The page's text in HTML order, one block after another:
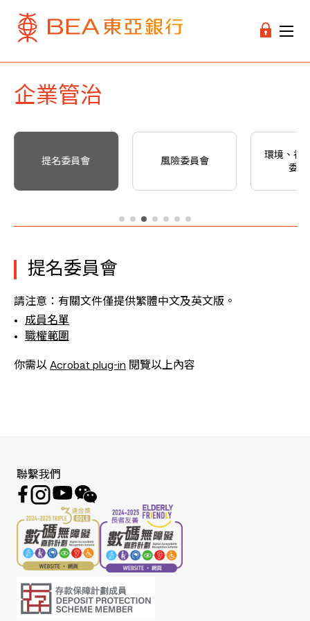
企業管治
提名委員會 風險委員會
環境、社
委員
提名委員會
請注意：有關文件僅提供繁體中文及英文版。
成員名單
職權範圍
你需以 Acrobat plug-in 閱覽以上內容
聯繫我們